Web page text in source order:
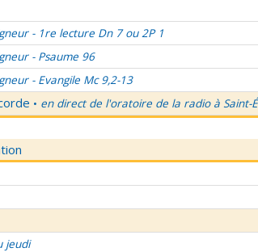
- 1re lecture Dn 7 ou 2P 1
- Psaume 96
- Evangile Mc 9,2-13
• en direct de l'oratoire de la radio à Saint-
jeudi